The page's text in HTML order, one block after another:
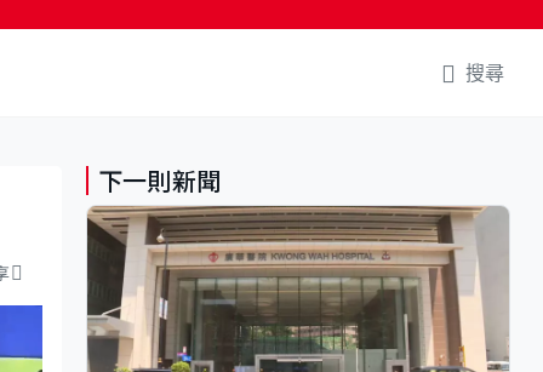
搜尋
下一則新聞